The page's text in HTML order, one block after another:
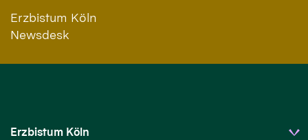
Erzbistum Köln
Newsdesk
Erzbistum Köln